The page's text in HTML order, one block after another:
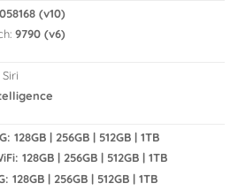
(v10)
9790 (v6)
128GB | 256GB | 512GB | 1TB
128GB | 256GB | 512GB | 1TB
128GB | 256GB | 512GB | 1TB